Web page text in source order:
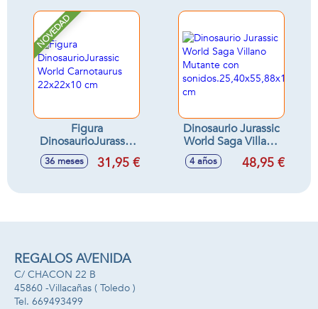
haga efecto vapor,
luces y sonidos
NOVEDAD
Figura
DinosaurioJurassic
World Carnotaurus
22x22x10 cm
36 meses 31,95 €
Dinosaurio Jurassic
World Saga Villano
Mutante con
4 años 48,95 €
REGALOS AVENIDA
C/ CHACON 22 B
45860 -Villacañas ( Toledo )
669493499